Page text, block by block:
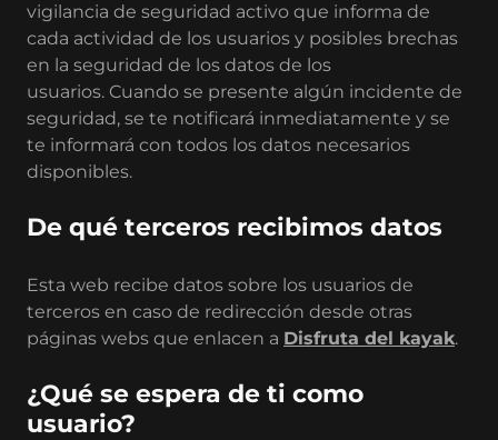
vigilancia de seguridad activo que informa de
cada actividad de los usuarios y posibles brechas
en la seguridad de los datos de los
usuarios. Cuando se presente algún incidente de
seguridad, se te notificará inmediatamente y se
te informará con todos los datos necesarios
disponibles.
De qué terceros recibimos datos
Esta web recibe datos sobre los usuarios de
terceros en caso de redirección desde otras
páginas webs que enlacen a Disfruta del kayak.
¿Qué se espera de ti como
usuario?